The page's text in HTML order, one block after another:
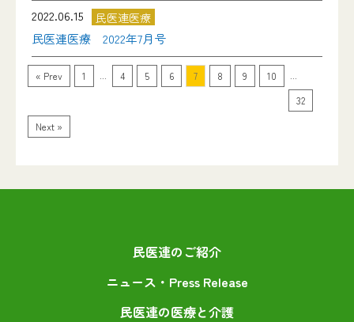
2022.06.15
民医連医療
民医連医療 2022年7月号
« Prev 1 4 5 6 7 8 9 10
32
Next »
民医連のご紹介
ニュース・Press Release
民医連の医療と介護